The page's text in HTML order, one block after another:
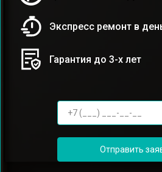
Экспресс ремонт в
Гарантия до 3-х лет
Отправить